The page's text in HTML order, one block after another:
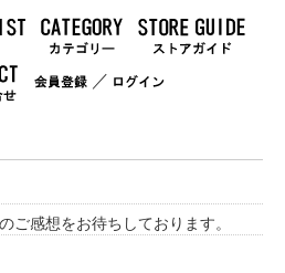
／
ご感想をお待ちしております。